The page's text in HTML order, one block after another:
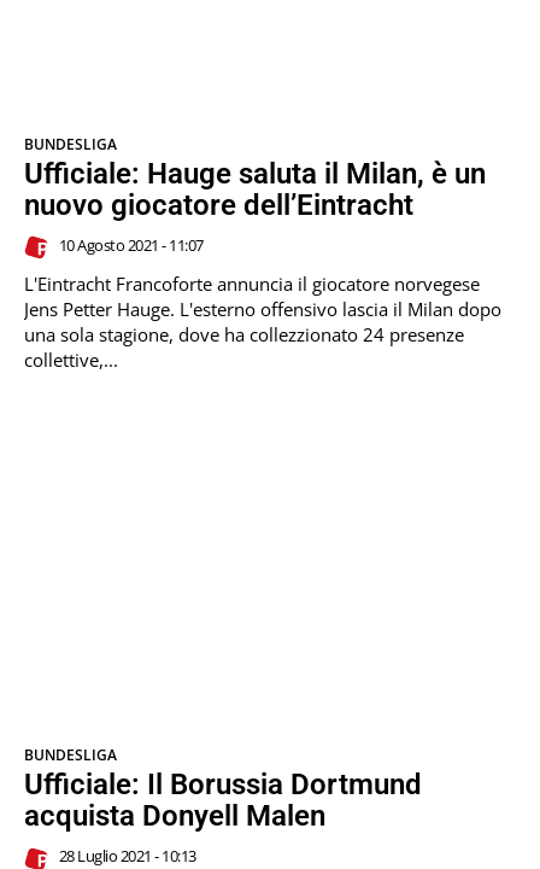
BUNDESLIGA
Ufficiale: Hauge saluta il Milan, è un
nuovo giocatore dell’Eintracht
10 Agosto 2021 - 11:07
L'Eintracht Francoforte annuncia il giocatore norvegese
Jens Petter Hauge. L'esterno offensivo lascia il Milan dopo
una sola stagione, dove ha collezzionato 24 presenze
collettive,...
BUNDESLIGA
Ufficiale: Il Borussia Dortmund
acquista Donyell Malen
28 Luglio 2021 - 10:13